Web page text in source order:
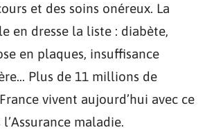
et des soins onéreux. La
en dresse la liste : diabète,
en plaques, insuffisance
Plus de 11 millions de
vivent aujourd’hui avec ce
maladie.